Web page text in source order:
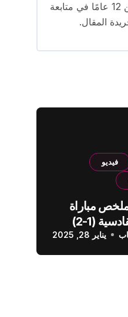
محرر اقتصادي ذو خبرة واسعة في تغطية الأخبار الاقتصادية الخليجية والعالمية. قضى أكثر من 12 عامًا في متابعة
المقال.
فيديو
ملخص مباراة
الهلال والقادسية (1-2)
يناير 28, 2025